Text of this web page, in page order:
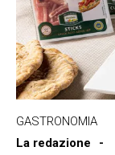
GASTRONOMIA
La redazione